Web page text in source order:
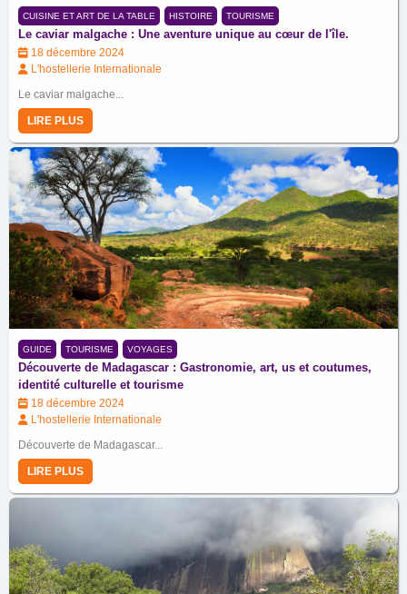
CUISINE ET ART DE LA TABLE HISTOIRE TOURISME
Le caviar malgache : Une aventure unique au cœur de l'île.
18 décembre 2024
L'hostellerie Internationale
Le caviar malgache...
LIRE PLUS
GUIDE TOURISME VOYAGES
Découverte de Madagascar : Gastronomie, art, us et coutumes,
identité culturelle et tourisme
18 décembre 2024
L'hostellerie Internationale
Découverte de Madagascar...
LIRE PLUS